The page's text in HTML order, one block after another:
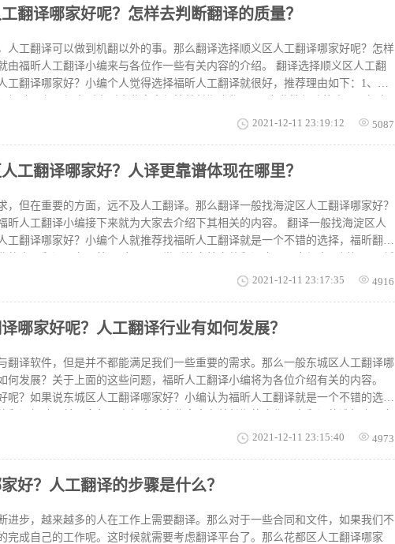
电脑，你都可以随时进行文档翻译，在高度还原排版的情况下，翻译一页PDF也
是一个绝对准确靠谱的人工翻译平台，功能完备齐全，功能专业化、便利化，推
其
翻译哪家好呢？怎样去判断翻译的质量？
人工翻译可以做到机翻以外的事。那么翻译选择顺义区人工翻译哪家好呢？怎样
由福昕人工翻译小编来与各位作一些有关内容的介绍。 翻译选择顺义区人工翻
工翻译哪家好？小编个人觉得选择福昕人工翻译就很好，推荐理由如下：1、经
类型文档翻译服务、译文三重审核。 怎样去判断翻译的质量？1、译文质量优
一般性错误标点、符号的错误虽然不大影响读者理解文章的整体意义，出现这
帮助你解决翻译的问题哦。
2021-12-11 23:19:12 5087
工翻译哪家好？人译更靠谱体现在哪里？
，但在重要的方面，远不及人工翻译。那么翻译一般找海淀区人工翻译哪家好？
昕人工翻译小编接下来就为大家去介绍下其相关的内容。 翻译一般找海淀区人
工翻译哪家好？小编个人就推荐找福昕人工翻译就是一个不错的选择，福昕翻译
更靠谱体现在哪里？若是需要提交国外用的学位学历证书、成绩单等文件，需要
是为什么需要专业翻译公司的原因所在。 以上内容福昕人工翻译小编对翻译方
2021-12-11 23:17:35 4916
哪家好呢？人工翻译行业有如何发展？
翻译软件，但是并不都能满足我们一些重要的需求。那么一般东城区人工翻译哪
何发展？关于上面的这些问题，福昕人工翻译小编将为各位介绍有关的内容。
呢？如果说东城区人工翻译哪家好？小编认为福昕人工翻译就是一个不错的选
较全面且完善，能够在很大程度上来满足到我们每一位用户的翻译需求。人工翻
者或接受者只会认可正规翻译机构和专业译员提供的译文。 对于东城区人工翻
2021-12-11 23:15:40 4973
好？人工翻译的步骤是什么？
进步，越来越多的人在工作上需要翻译。那么对于一些合同和文件，如果我们不
完成自己的工作呢。这时候就需要考虑翻译平台了。那么花都区人工翻译哪家